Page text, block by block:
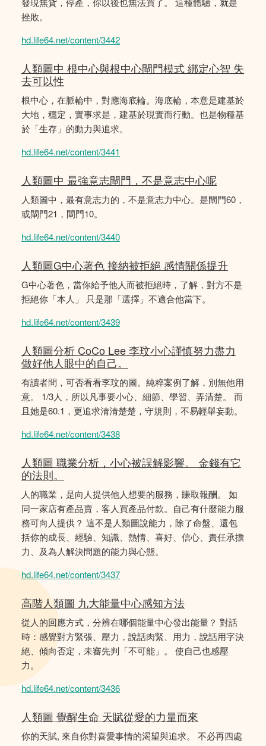
挫敗。
hd.life64.net/content/3442
人類圖中 根中心與根中心閘門模式 綁定心智 失
去可以性
根中心，在脈輪中，對應海底輪。海底輪，本意是建基於
大地，穩定，實事求是，建基於現實而行動。也是物種基
於「生存」的動力與追求。
hd.life64.net/content/3441
人類圖中 最強意志閘門，不是意志中心呢
人類圖中，最有意志力的，不是意志力中心。是閘門60，
或閘門21，閘門10。
hd.life64.net/content/3440
人類圖G中心著色 接納被拒絕 感情關係提升
G中心著色，當你給予他人而被拒絕時，了解，對方不是
拒絕你「本人」 只是那「選擇」不適合他當下。
hd.life64.net/content/3439
人類圖分析 CoCo Lee 李玟小心謹慎努力盡力
做好他人眼中的自己。
有讀者問，可否看看李玟的圖。純粹案例了解，別無他用
意。 1/3人，所以凡事要小心、細節、學習、弄清楚。 而
且她是60.1，更追求清清楚楚，守規則，不易輕舉妄動。
hd.life64.net/content/3438
人類圖 職業分析，小心被誤解影響。 金錢有它
的法則。
人的職業，是向人提供他人想要的服務，賺取報酬。 如
同一家店有產品賣，客人買產品付款。自己有什麼能力服
務可向人提供？ 這不是人類圖說能力，除了命盤、還包
括你的成長、經驗、知識、熱情、喜好、信心、責任承擔
力、及為人解決問題的能力與心態。
hd.life64.net/content/3437
高階人類圖 九大能量中心感知方法
從人的回應方式，分辨在哪個能量中心發出能量？ 對話
時：感覺對方緊張、壓力，說話肉緊、用力，說話用字決
絕、傾向否定，未審先判「不可能」。 使自己也感壓
力。
hd.life64.net/content/3436
人類圖 覺醒生命 天賦從愛的力量而來
你的天賦, 來自你對喜愛事情的渴望與追求。 不必再四處